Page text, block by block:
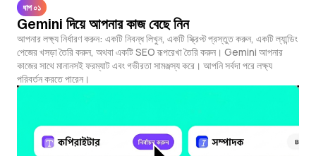
ধাপ ০১
Gemini দিয়ে আপনার কাজ বেছে নিন
আপনার লক্ষ্য নির্ধারণ করুন: একটি নিবন্ধ লিখুন, একটি স্ক্রিপ্ট প্রস্তুত করুন, একটি ল্যান্ডিং
পেজের খসড়া তৈরি করুন, অথবা একটি SEO রূপরেখা তৈরি করুন। Gemini আপনার
কাজের সাথে মানানসই ফরম্যাট এবং গভীরতা সামঞ্জস্য করে। আপনি সর্বদা পরে লক্ষ্য
পরিবর্তন করতে পারেন।